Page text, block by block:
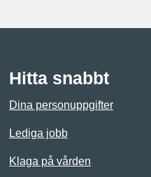
Hitta snabbt
Dina personuppgifter
Lediga jobb
Klaga på vården